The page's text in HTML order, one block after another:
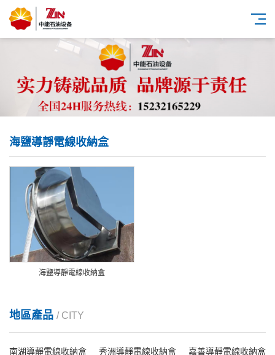
海鹽導靜電線收納盒
海鹽導靜電線收納盒
地區產品 / CITY
南湖導靜電線收納盒 秀洲導靜電線收納盒 嘉善導靜電線收納盒